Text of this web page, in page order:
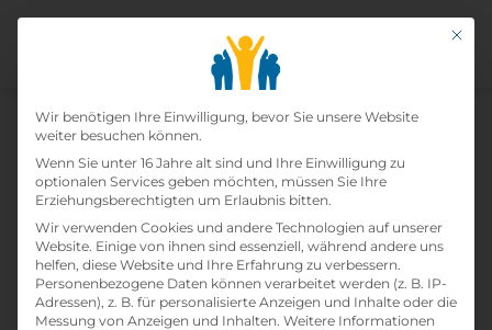
Lehre Einzelhandel (m/w/d) -
Ab Herbst 2026
Home»Offene Lehrstellen» Lehre Einzelhandel
(m/w/d) - ab Herbst 2026
Mit
Datenschutz-
Wir benötigen Ihre Einwilligung, bevor Sie unsere Website
weiter besuchen können.
Wenn Sie unter 16 Jahre alt sind und Ihre Einwilligung zu
optionalen Services geben möchten, müssen Sie Ihre
Erziehungsberechtigten um Erlaubnis bitten.
Wir verwenden Cookies und andere Technologien auf unserer
Website. Einige von ihnen sind essenziell, während andere uns
helfen, diese Website und Ihre Erfahrung zu verbessern.
Personenbezogene Daten können verarbeitet werden (z. B. IP-
Adressen), z. B. für personalisierte Anzeigen und Inhalte oder die
Messung von Anzeigen und Inhalten. Weitere Informationen